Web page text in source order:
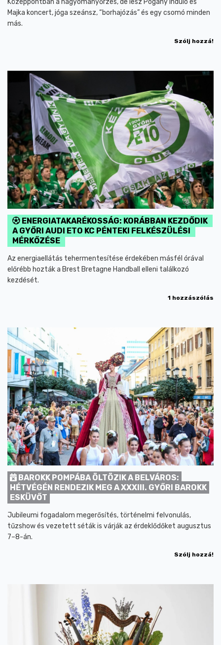
Középpontban a hagyományőrzés, de lesz Pogány Induló és
Majka koncert, jóga szeánsz, “borhajózás” és egy csomó minden
más.
Szólj hozzá!
ENERGIATAKARÉKOSSÁG: KORÁBBAN KEZDŐDIK
A GYŐRI AUDI ETO KC PÉNTEKI FELKÉSZÜLÉSI
MÉRKŐZÉSE
Az energiaellátás tehermentesítése érdekében másfél órával
előrébb hozták a Brest Bretagne Handball elleni találkozó
kezdését.
1 hozzászólás
BAROKK POMPÁBA ÖLTÖZIK A BELVÁROS:
HÉTVÉGÉN RENDEZIK MEG A XXXIII. GYŐRI BAROKK
ESKÜVŐT
Jubileumi fogadalom megerősítés, történelmi felvonulás,
tűzshow és vezetett séták is várják az érdeklődőket augusztus
7–8-án.
Szólj hozzá!